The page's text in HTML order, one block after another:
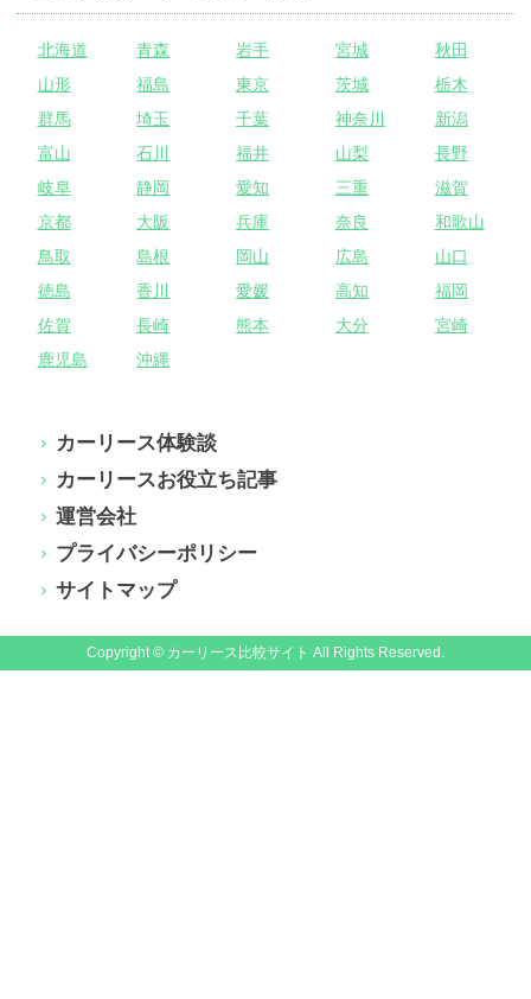
北海道 青森 岩手 宮城
秋田
山形
福島 東京 茨城
栃木
群馬
埼玉 千葉 神奈川
新潟
富山
石川 福井 山梨
長野
岐阜
静岡 愛知 三重
滋賀
京都
大阪 兵庫 奈良
和歌山
鳥取
島根 岡山 広島
山口
徳島
香川 愛媛 高知
福岡
佐賀
長崎 熊本 大分
宮崎
鹿児島
沖縄
カーリース体験談
カーリースお役立ち記事
運営会社
プライバシーポリシー
サイトマップ
Copyright © カーリース比較サイト All Rights Reserved.